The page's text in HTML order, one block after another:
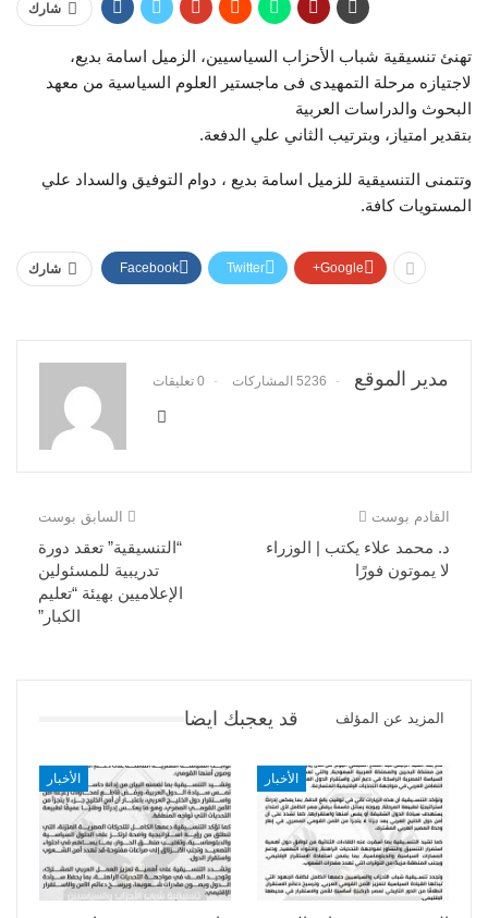
شارك
تهنئ تنسيقية شباب الأحزاب السياسيين، الزميل اسامة بديع،
لاجتيازه مرحلة التمهيدى فى ماجستير العلوم السياسية من معهد
البحوث والدراسات العربية
بتقدير امتياز، وبترتيب الثاني علي الدفعة.
وتتمنى التنسيقية للزميل اسامة بديع ، دوام التوفيق والسداد علي
المستويات كافة.
شارك Facebook Twitter Google+
مدير الموقع 5236 المشاركات 0 تعليقات
السابق بوست
“التنسيقية” تعقد دورة
تدريبية للمسئولين
الإعلاميين بهيئة “تعليم
الكبار”
القادم بوست
د. محمد علاء يكتب | الوزراء
لا يموتون فورًا
قد يعجبك ايضا المزيد عن المؤلف
الأخبار الأخبار